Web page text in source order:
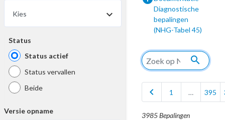
Kies
Status
Status actief
Status vervallen
Beide
Versie opname
Diagnostische
bepalingen
(NHG-Tabel 45)
search
chevron_left 1 … 395
3985 Bepalingen